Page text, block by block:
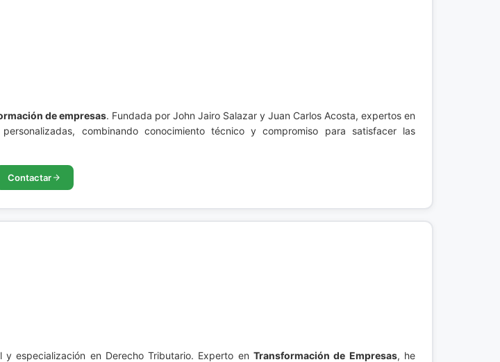
de empresas. Fundada por John Jairo Salazar y Juan Carlos Acosta, expertos en
combinando conocimiento técnico y compromiso para satisfacer las
Contactar
y especialización en Derecho Tributario. Experto enTransformación de Empresas, he